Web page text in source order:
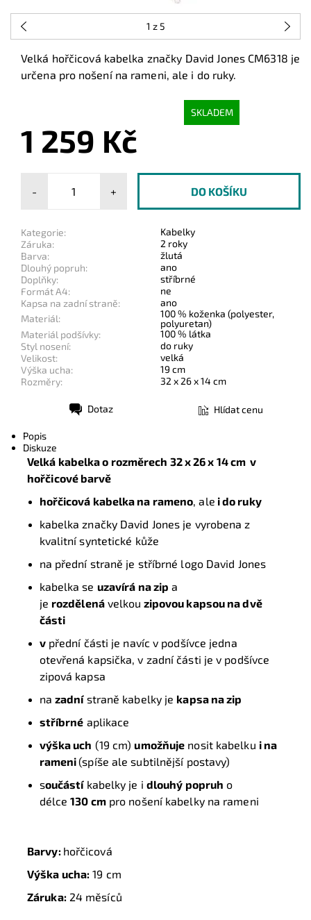
1 z 5
Velká hořčicová kabelka značky David Jones CM6318 je
určena pro nošení na rameni, ale i do ruky.
SKLADEM
1 259 Kč
- +
Kategorie:
Kabelky
Záruka:
2 roky
Barva:
žlutá
Dlouhý popruh:
ano
Doplňky:
stříbrné
Formát A4:
ne
Kapsa na zadní straně:
ano
Materiál:
100 % koženka (polyester,
polyuretan)
Materiál podšívky:
100 % látka
Styl nosení:
do ruky
Velikost:
velká
Výška ucha:
19 cm
Rozměry:
32 x 26 x 14 cm
Dotaz Hlídat cenu
Popis
Diskuze
Velká kabelka o rozměrech 32 x 26 x 14 cm v
hořčicové barvě
hořčicová kabelka na rameno, ale i do ruky
kabelka značky David Jones je vyrobena z
kvalitní syntetické kůže
na přední straně je stříbrné logo David Jones
kabelka se uzavírá na zip a
je rozdělenávelkou zipovou kapsou na dvě
části
vpřední části je navíc v podšívce jedna
otevřená kapsička, v zadní části je v podšívce
zipová kapsa
na zadnístraně kabelky je kapsa na zip
stříbrné aplikace
výška uch (19 cm)umožňuje nosit kabelku i na
rameni(spíše ale subtilnější postavy)
součástíkabelky je i dlouhý popruh o
délce130 cmpro nošení kabelky na rameni
Barvy: hořčicová
Výška ucha: 19 cm
Záruka:24 měsíců